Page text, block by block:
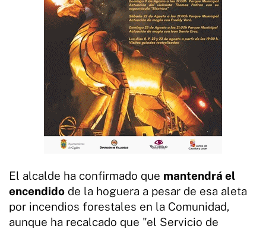
El alcalde ha confirmado que mantendrá el
encendido de la hoguera a pesar de esa aleta
por incendios forestales en la Comunidad,
aunque ha recalcado que "el Servicio de